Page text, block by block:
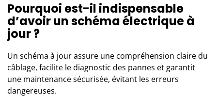
Pourquoi est-il indispensable
d’avoir un schéma électrique à
jour ?
Un schéma à jour assure une compréhension claire du
câblage, facilite le diagnostic des pannes et garantit
une maintenance sécurisée, évitant les erreurs
dangereuses.